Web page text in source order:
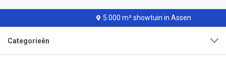
5.000 m² showtuin in Assen
Categorieën